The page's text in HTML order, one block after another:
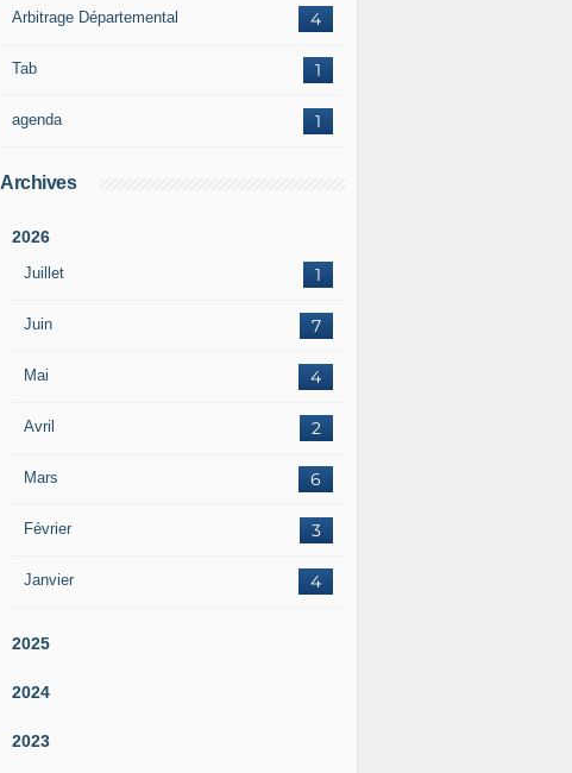
4
Arbitrage Départemental
1
Tab
1
agenda
Archives
2026
Juillet 1
Juin 7
Mai 4
Avril 2
Mars 6
Février 3
Janvier 4
2025
2024
2023